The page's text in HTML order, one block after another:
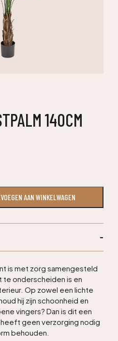
140CM
AAN WINKELWAGEN
is met zorg samengesteld
te onderscheiden is en
Op zowel een lichte
hij zijn schoonheid en
vingers? Dan is dit een
geen verzorging nodig
behouden.